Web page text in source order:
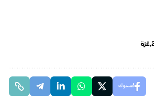
غزة
فيسبوك